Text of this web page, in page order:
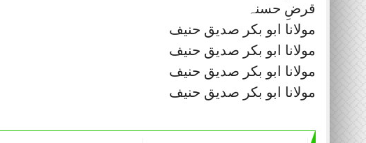
قرضِ حسنہ
مولانا ابو بکر صدیق حنیف
مولانا ابو بکر صدیق حنیف
مولانا ابو بکر صدیق حنیف
مولانا ابو بکر صدیق حنیف